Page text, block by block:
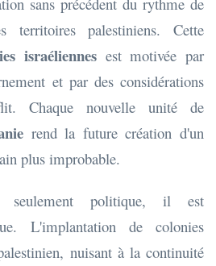
territoires palestiniens. Cette
israéliennes est motivée par
et par des considérations
Chaque nouvelle unité de
rend la future création d'un
plus improbable.
seulement politique, il est
L'implantation de colonies
nuisant à la continuité